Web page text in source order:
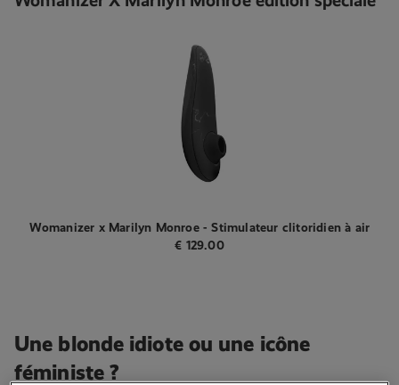
Womanizer x Marilyn Monroe - Stimulateur clitoridien à air
pulsé - Marbre noir
€ 129.00
Une blonde idiote ou une icône
féministe ?